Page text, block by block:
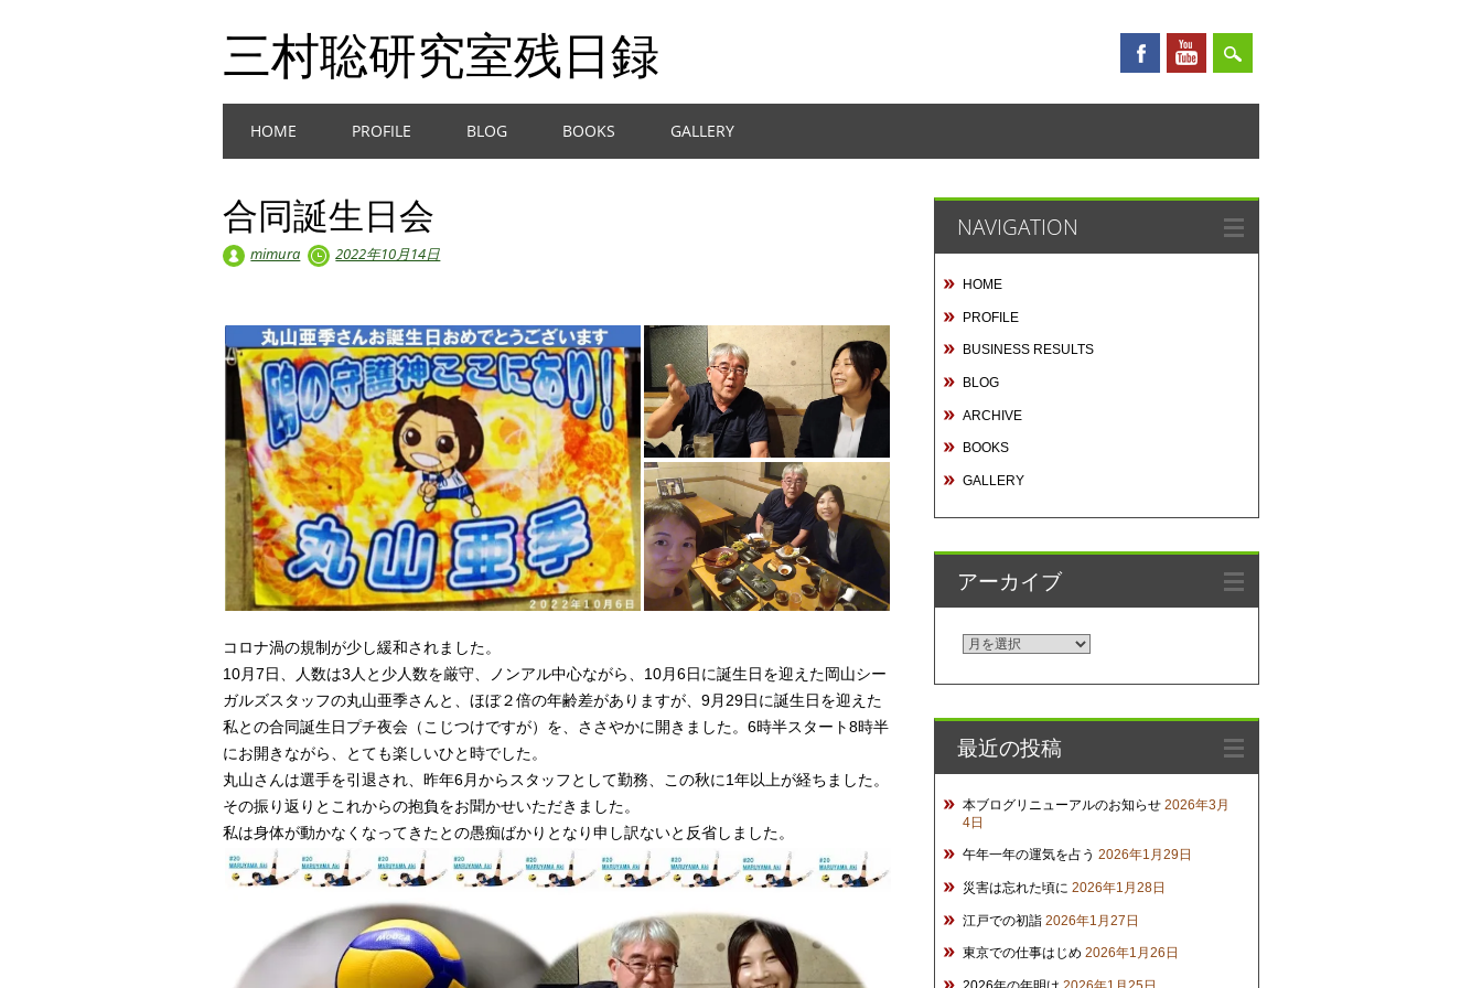
三村聡研究室残日録
Main menu
HOME PROFILE BLOG BOOKS GALLERY
合同誕生日会
mimura 2022年10月14日
コロナ渦の規制が少し緩和されました。
10月7日、人数は3人と少人数を厳守、ノンアル中心ながら、10月6日に誕生日を迎えた岡山シー
ガルズスタッフの丸山亜季さんと、ほぼ２倍の年齢差がありますが、9月29日に誕生日を迎えた
私との合同誕生日プチ夜会（こじつけですが）を、ささやかに開きました。6時半スタート8時半
にお開きながら、とても楽しいひと時でした。
丸山さんは選手を引退され、昨年6月からスタッフとして勤務、この秋に1年以上が経ちました。
その振り返りとこれからの抱負をお聞かせいただきました。
私は身体が動かなくなってきたとの愚痴ばかりとなり申し訳ないと反省しました。
NAVIGATION
HOME
PROFILE
BUSINESS RESULTS
BLOG
ARCHIVE
BOOKS
GALLERY
アーカイブ
ア
イ
ブ
最近の投稿
本ブログリニューアルのお知らせ 2026年3月
4日
午年一年の運気を占う 2026年1月29日
災害は忘れた頃に 2026年1月28日
江戸での初詣 2026年1月27日
東京での仕事はじめ 2026年1月26日